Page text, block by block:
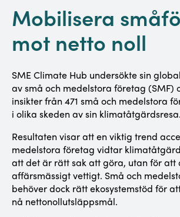
Mobilisera
mot netto noll
SME Climate Hub undersökte sin
av små och medelstora företag (SMF)
insikter från 471 små och medelstora
i olika skeden av sin klimatåtgärdsresa.
Resultaten visar att en viktig trend
medelstora företag vidtar
att det är rätt sak att göra, utan för att
affärsmässigt vettigt. Små och
behöver dock rätt ekosystemstöd för
nå nettonollutsläppsmål.